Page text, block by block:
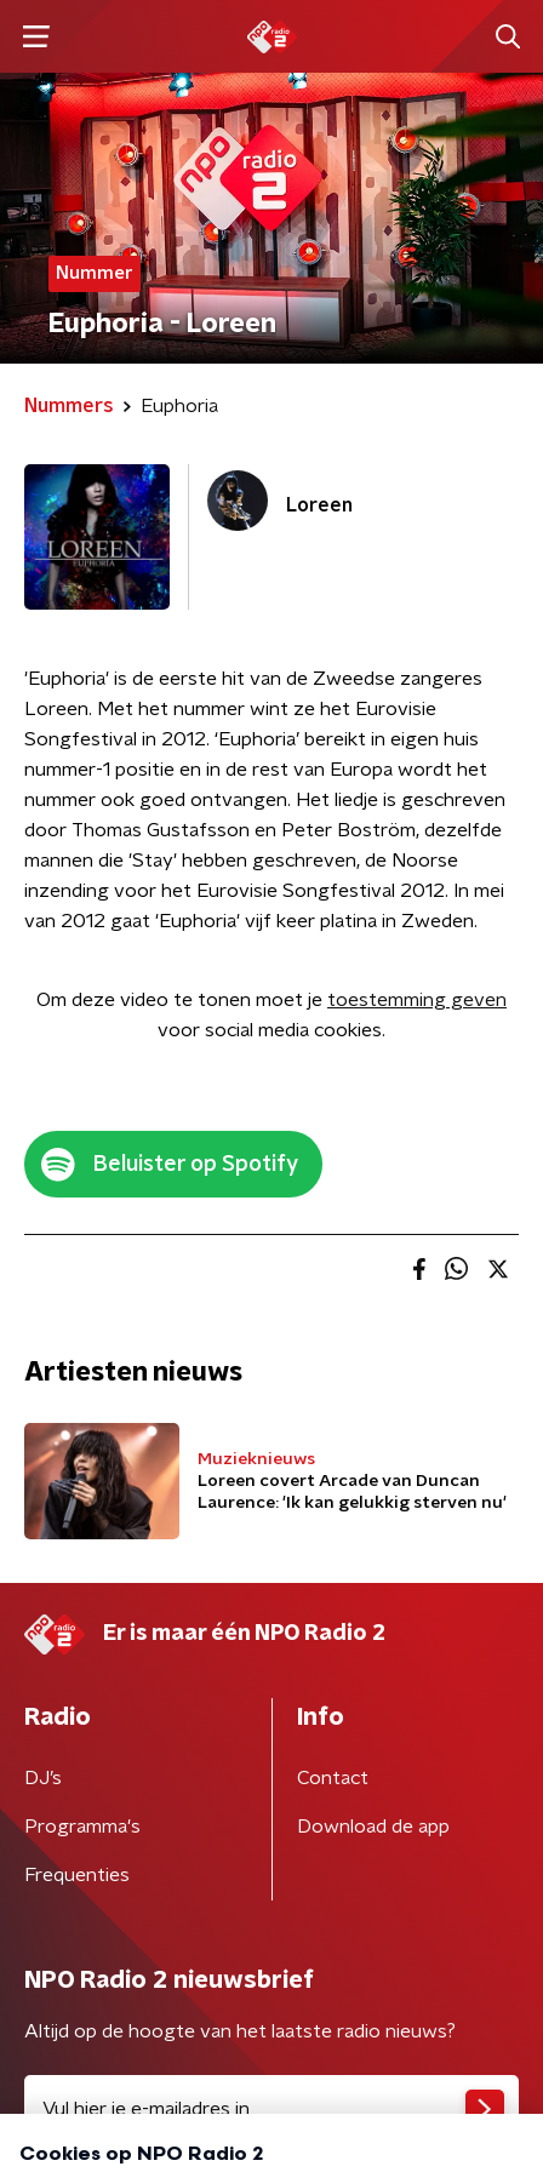
Nummer
Euphoria - Loreen
Nummers Euphoria
Loreen
'Euphoria' is de eerste hit van de Zweedse zangeres
Loreen. Met het nummer wint ze het Eurovisie
Songfestival in 2012. ‘Euphoria’ bereikt in eigen huis
nummer-1 positie en in de rest van Europa wordt het
nummer ook goed ontvangen. Het liedje is geschreven
door Thomas Gustafsson en Peter Boström, dezelfde
mannen die 'Stay' hebben geschreven, de Noorse
inzending voor het Eurovisie Songfestival 2012. In mei
van 2012 gaat 'Euphoria' vijf keer platina in Zweden.
Om deze video te tonen moet je toestemming geven
voor social media cookies.
Beluister op Spotify
Artiesten nieuws
Muzieknieuws
Loreen covert Arcade van Duncan
Laurence: 'Ik kan gelukkig sterven nu'
Er is maar één NPO Radio 2
Radio
DJ’s
Programma's
Frequenties
Info
Contact
Download de app
NPO Radio 2 nieuwsbrief
Altijd op de hoogte van het laatste radio nieuws?